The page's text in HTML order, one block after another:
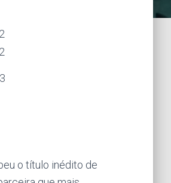
o título inédito de